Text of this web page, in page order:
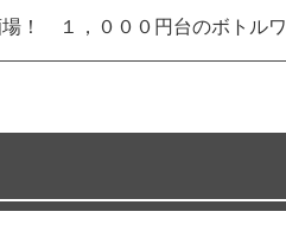
！ １，０００円台のボトル